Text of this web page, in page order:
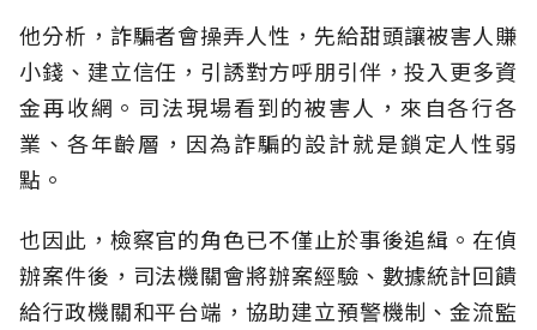
他分析，詐騙者會操弄人性，先給甜頭讓被害人賺
小錢、建立信任，引誘對方呼朋引伴，投入更多資
金再收網。司法現場看到的被害人，來自各行各
業、各年齡層，因為詐騙的設計就是鎖定人性弱
點。
也因此，檢察官的角色已不僅止於事後追緝。在偵
辦案件後，司法機關會將辦案經驗、數據統計回饋
給行政機關和平台端，協助建立預警機制、金流監